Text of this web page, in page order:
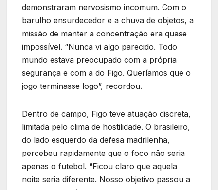
demonstraram nervosismo incomum. Com o
barulho ensurdecedor e a chuva de objetos, a
missão de manter a concentração era quase
impossível. “Nunca vi algo parecido. Todo
mundo estava preocupado com a própria
segurança e com a do Figo. Queríamos que o
jogo terminasse logo”, recordou.
Dentro de campo, Figo teve atuação discreta,
limitada pelo clima de hostilidade. O brasileiro,
do lado esquerdo da defesa madrilenha,
percebeu rapidamente que o foco não seria
apenas o futebol. “Ficou claro que aquela
noite seria diferente. Nosso objetivo passou a